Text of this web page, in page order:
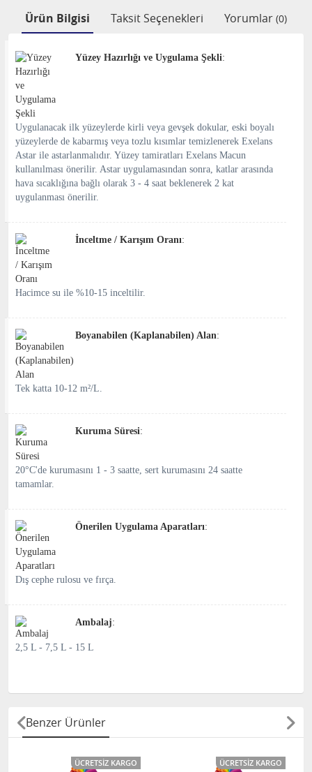
Ürün Bilgisi Taksit Seçenekleri Yorumlar (0)
Yüzey Hazırlığı ve Uygulama Şekli:
Uygulanacak ilk yüzeylerde kirli veya gevşek dokular, eski boyalı
yüzeylerde de kabarmış veya tozlu kısımlar temizlenerek Exelans
Astar ile astarlanmalıdır. Yüzey tamiratları Exelans Macun
kullanılması önerilir. Astar uygulamasından sonra, katlar arasında
hava sıcaklığına bağlı olarak 3 - 4 saat beklenerek 2 kat
uygulanması önerilir.
İnceltme / Karışım Oranı:
Hacimce su ile %10-15 inceltilir.
Boyanabilen (Kaplanabilen) Alan:
Tek katta 10-12 m²/L.
Kuruma Süresi:
20°C'de kurumasını 1 - 3 saatte, sert kurumasını 24 saatte
tamamlar.
Önerilen Uygulama Aparatları:
Dış cephe rulosu ve fırça.
Ambalaj:
2,5 L - 7,5 L - 15 L
Benzer Ürünler
ÜCRETSIZ KARGO ÜCRETSIZ KARGO